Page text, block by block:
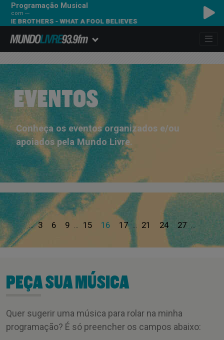
Programação Musical
com ---
BROTHERS - WHAT A FOOL BELIEVES
EVENTOS
Conheça os eventos organizados e/ou
apoiados pela Mundo Livre.
... 3 6 9 15 16 17 21 24 27 ...
PEÇA SUA MÚSICA
Quer sugerir uma música para rolar na minha
programação? É só preencher os campos abaixo: